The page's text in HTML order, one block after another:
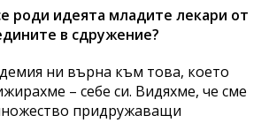
роди идеята младите лекари от
в сдружение?
ни върна към това, което
– себе си. Видяхме, че сме
придружаващи